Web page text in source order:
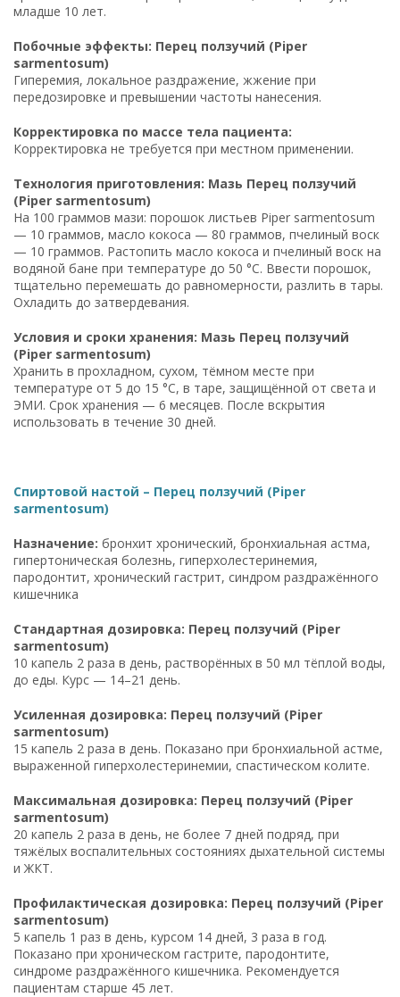
младше 10 лет.
Побочные эффекты: Перец ползучий (Piper
sarmentosum)
Гиперемия, локальное раздражение, жжение при
передозировке и превышении частоты нанесения.
Корректировка по массе тела пациента:
Корректировка не требуется при местном применении.
Технология приготовления: Мазь Перец ползучий
(Piper sarmentosum)
На 100 граммов мази: порошок листьев Piper sarmentosum
— 10 граммов, масло кокоса — 80 граммов, пчелиный воск
— 10 граммов. Растопить масло кокоса и пчелиный воск на
водяной бане при температуре до 50 °C. Ввести порошок,
тщательно перемешать до равномерности, разлить в тары.
Охладить до затвердевания.
Условия и сроки хранения: Мазь Перец ползучий
(Piper sarmentosum)
Хранить в прохладном, сухом, тёмном месте при
температуре от 5 до 15 °C, в таре, защищённой от света и
ЭМИ. Срок хранения — 6 месяцев. После вскрытия
использовать в течение 30 дней.
Спиртовой настой – Перец ползучий (Piper
sarmentosum)
Назначение: бронхит хронический, бронхиальная астма,
гипертоническая болезнь, гиперхолестеринемия,
пародонтит, хронический гастрит, синдром раздражённого
кишечника
Стандартная дозировка: Перец ползучий (Piper
sarmentosum)
10 капель 2 раза в день, растворённых в 50 мл тёплой воды,
до еды. Курс — 14–21 день.
Усиленная дозировка: Перец ползучий (Piper
sarmentosum)
15 капель 2 раза в день. Показано при бронхиальной астме,
выраженной гиперхолестеринемии, спастическом колите.
Максимальная дозировка: Перец ползучий (Piper
sarmentosum)
20 капель 2 раза в день, не более 7 дней подряд, при
тяжёлых воспалительных состояниях дыхательной системы
и ЖКТ.
Профилактическая дозировка: Перец ползучий (Piper
sarmentosum)
5 капель 1 раз в день, курсом 14 дней, 3 раза в год.
Показано при хроническом гастрите, пародонтите,
синдроме раздражённого кишечника. Рекомендуется
пациентам старше 45 лет.